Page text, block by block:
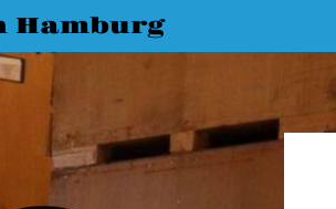
Hamburg